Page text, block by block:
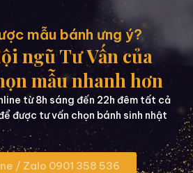
mẫu bánh ưng ý?
ngũ Tư Vấn của
mẫu nhanh hơn
từ 8h sáng đến 22h đêm tất cả
được tư vấn chọn bánh sinh nhật
/ Zalo 0901 358 536